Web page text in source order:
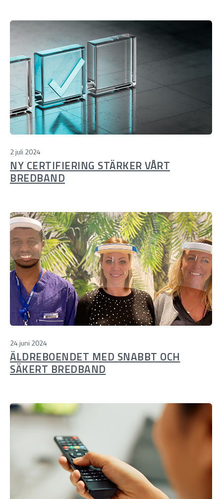
2 juli 2024
NY CERTIFIERING STÄRKER VÅRT
BREDBAND
24 juni 2024
ÄLDREBOENDET MED SNABBT OCH
SÄKERT BREDBAND